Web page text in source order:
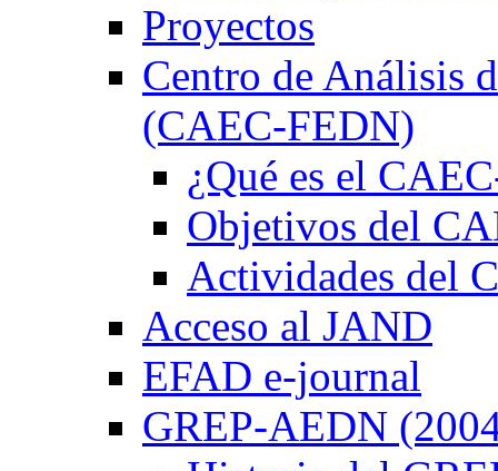
Proyectos
Centro de Análisis
(CAEC-FEDN)
¿Qué es el
Objetivos del
Actividades del
Acceso al JAND
EFAD e-journal
GREP-AEDN